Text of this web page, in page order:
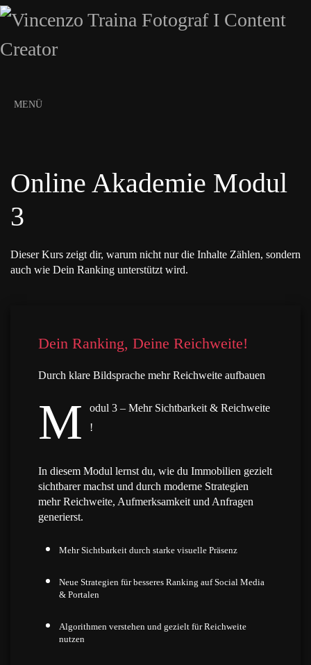
MENÜ
Online Akademie Modul
3
Dieser Kurs zeigt dir, warum nicht nur die Inhalte Zählen, sondern
auch wie Dein Ranking unterstützt wird.
Dein Ranking, Deine Reichweite!
Durch klare Bildsprache mehr Reichweite aufbauen
M
odul 3 – Mehr Sichtbarkeit & Reichweite
!
In diesem Modul lernst du, wie du Immobilien gezielt
sichtbarer machst und durch moderne Strategien
mehr Reichweite, Aufmerksamkeit und Anfragen
generierst.
Mehr Sichtbarkeit durch starke visuelle Präsenz
Neue Strategien für besseres Ranking auf Social Media
& Portalen
Algorithmen verstehen und gezielt für Reichweite
nutzen